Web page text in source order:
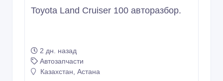
Toyota Land Cruiser 100 авторазбор.
2 дн. назад
Автозапчасти
Казахстан, Астана